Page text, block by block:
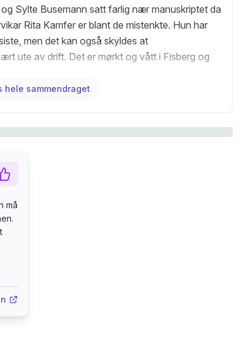
Sylte Busemann satt farlig nær manuskriptet da
Rita Kamfer er blant de mistenkte. Hun har
men det kan også skyldes at
ute av drift. Det er mørkt og vått i Fisberg og
manuskriptet før det forsvinner for alltid!
hele sammendraget
må